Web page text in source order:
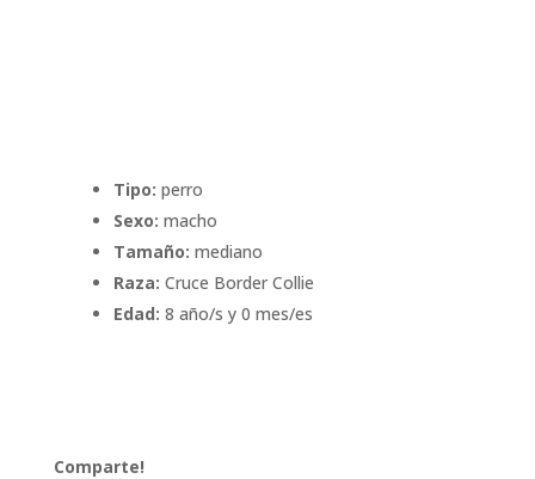
Tipo: perro
Sexo: macho
Tamaño: mediano
Raza: Cruce Border Collie
Edad: 8 año/s y 0 mes/es
Comparte!